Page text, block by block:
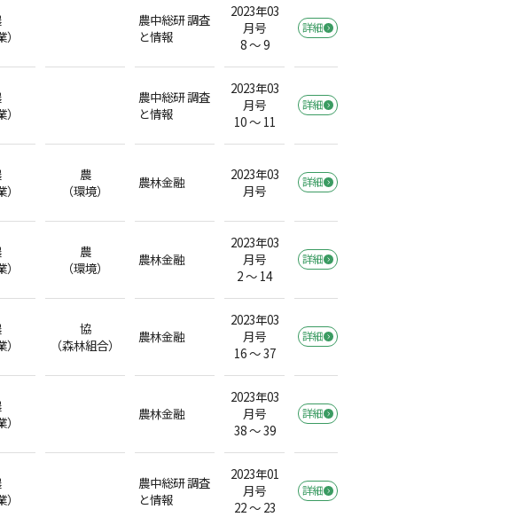
）
農中総研 調査
と情報
2023年03
月号
8 ～ 9
詳細
）
農中総研 調査
と情報
2023年03
月号
10 ～ 11
詳細
）
農
（環境）
農林金融
2023年03
月号
詳細
）
農
（環境）
農林金融
2023年03
月号
2 ～ 14
詳細
）
協
（森林組合）
農林金融
2023年03
月号
16 ～ 37
詳細
）
農林金融
2023年03
月号
38 ～ 39
詳細
）
農中総研 調査
と情報
2023年01
月号
22 ～ 23
詳細